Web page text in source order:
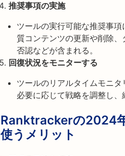
推奨事項の実施
ツールの実行可能な推奨事
質コンテンツの更新や削除
否認などが含まれる。
回復状況をモニターする
ツールのリアルタイムモニタ
必要に応じて戦略を調整し、
Ranktrackerの2024
使うメリット